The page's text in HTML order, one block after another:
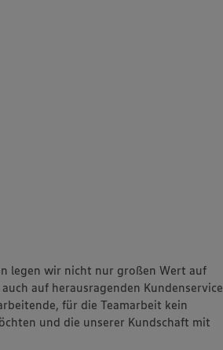
legen wir nicht nur großen Wert auf
auf herausragenden Kundenservice
für die Teamarbeit kein
und die unserer Kundschaft mit